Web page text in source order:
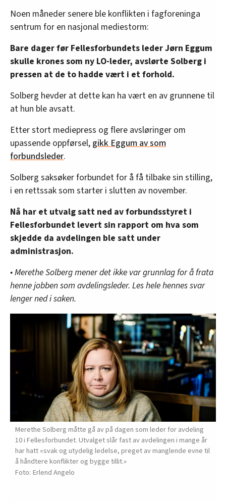
Noen måneder senere ble konflikten i fagforeninga
sentrum for en nasjonal mediestorm:
Bare dager før Fellesforbundets leder Jørn Eggum
skulle krones som ny LO-leder, avslørte Solberg i
pressen at de to hadde vært i et forhold.
Solberg hevder at dette kan ha vært en av grunnene til
at hun ble avsatt.
Etter stort mediepress og flere avsløringer om
upassende oppførsel, gikk Eggum av som
forbundsleder.
Solberg saksøker forbundet for å få tilbake sin stilling,
i en rettssak som starter i slutten av november.
Nå har et utvalg satt ned av forbundsstyret i
Fellesforbundet levert sin rapport om hva som
skjedde da avdelingen ble satt under
administrasjon.
• Merethe Solberg mener det ikke var grunnlag for å frata
henne jobben som avdelingsleder. Les hele hennes svar
lenger ned i saken.
Merethe Solberg måtte gå av på dagen som leder for avdeling
10 i Fellesforbundet. Utvalget slår fast av avdelingen i mange år
har hatt «svak og utydelig ledelse, preget av manglende evne til
å håndtere konflikter og bygge tillit.»
Erlend Angelo